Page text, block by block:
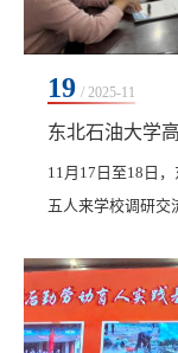
19 / 2025-11
11月17日至18日
五人来学校调研交
教融合基地，深入
流，调研组对学校
定。随后，双方在